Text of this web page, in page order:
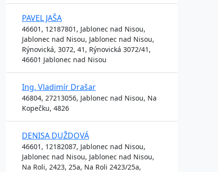
PAVEL JAŠA
46601, 12187801, Jablonec nad Nisou,
Jablonec nad Nisou, Jablonec nad Nisou,
Rýnovická, 3072, 41, Rýnovická 3072/41,
46601 Jablonec nad Nisou
Ing. Vladimír Drašar
46804, 27213056, Jablonec nad Nisou, Na
Kopečku, 4826
DENISA DUŽDOVÁ
46601, 12182087, Jablonec nad Nisou,
Jablonec nad Nisou, Jablonec nad Nisou,
Na Roli, 2423, 25a, Na Roli 2423/25a,